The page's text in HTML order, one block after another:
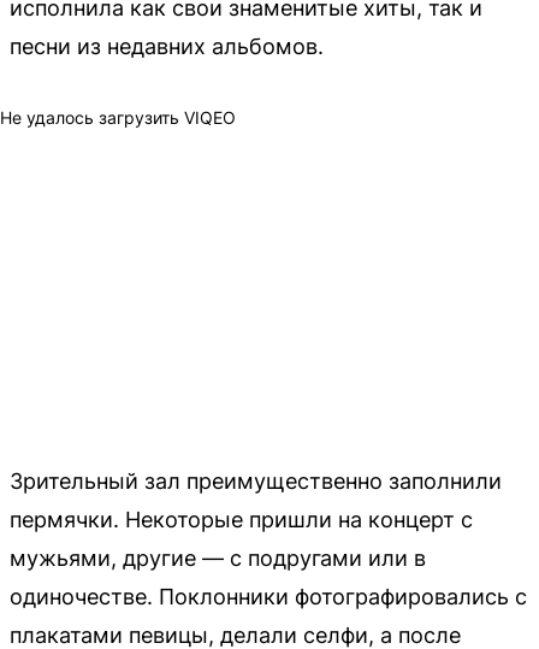
исполнила как свои знаменитые хиты, так и
песни из недавних альбомов.
Не удалось загрузить VIQEO
Зрительный зал преимущественно заполнили
пермячки. Некоторые пришли на концерт с
мужьями, другие — с подругами или в
одиночестве. Поклонники фотографировались с
плакатами певицы, делали селфи, а после